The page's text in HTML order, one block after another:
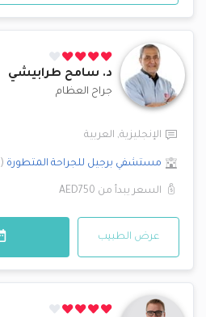
د. سامح طرابيشي
جراح العظام
الإنجليزية, العربية
مستشفي برجيل للجراحة المتطورة (
السعر يبدأ من AED750
عرض الطبيب